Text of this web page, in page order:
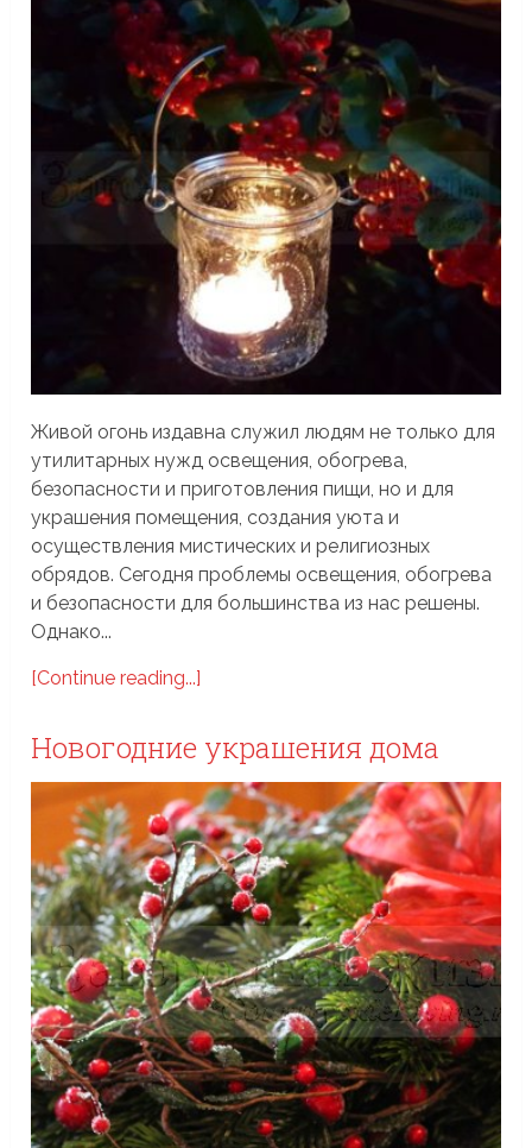
Живой огонь издавна служил людям не только для
утилитарных нужд освещения, обогрева,
безопасности и приготовления пищи, но и для
украшения помещения, создания уюта и
осуществления мистических и религиозных
обрядов. Сегодня проблемы освещения, обогрева
и безопасности для большинства из нас решены.
Однако...
[Continue reading...]
Новогодние украшения дома